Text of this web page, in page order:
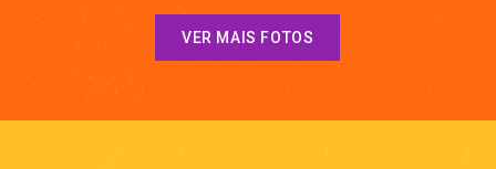
VER MAIS FOTOS